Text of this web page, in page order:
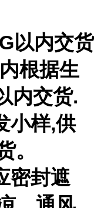
以内交货
根据生
内交货.
小样,供
。
密封遮